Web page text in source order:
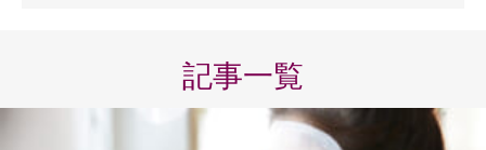
記事一覧